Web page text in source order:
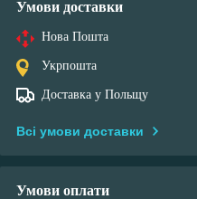
Умови доставки
Нова Пошта
Укрпошта
Доставка у Польщу
Всі умови доставки
Умови оплати